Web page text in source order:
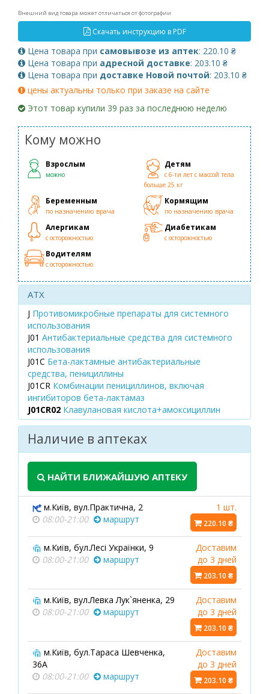
Внешний вид товара может отличаться от фотографии
Скачать инструкцию в PDF
Цена товара при самовывозе из аптек: 220.10 ₴
Цена товара при адресной доставке: 203.10 ₴
Цена товара при доставке Новой почтой: 203.10 ₴
цены актуальны только при заказе на сайте
Этот товар купили 39 раз за последнюю неделю
Кому можно
Взрослым
можно
Детям
с 6-ти лет с массой тела
больше 25 кг
Беременным
по назначению врача
Кормящим
по назначению врача
Алергикам
с осторожностью
Диабетикам
с осторожностью
Водителям
с осторожностью
ATX
J Противомикробные препараты для системного
использования
J01 Антибактериальные средства для системного
использования
J01C Бета-лактамные антибактериальные
средства, пенициллины
J01CR Комбинации пенициллинов, включая
ингибиторов бета-лактамаз
J01CR02 Клавулановая кислота+амоксициллин
Наличие в аптеках
НАЙТИ БЛИЖАЙШУЮ АПТЕКУ
м.Київ, вул.Практична, 2
08:00-21:00
маршрут
1 шт.
220.10 ₴
м.Київ, бул.Лесі Українки, 9
08:00-21:00
маршрут
Доставим
до 3 дней
203.10 ₴
м.Київ, вул.Левка Лук`яненка, 29
08:00-21:00
маршрут
Доставим
до 3 дней
203.10 ₴
м.Київ, бул.Тараса Шевченка,
36А
08:00-21:00
маршрут
Доставим
до 3 дней
203.10 ₴